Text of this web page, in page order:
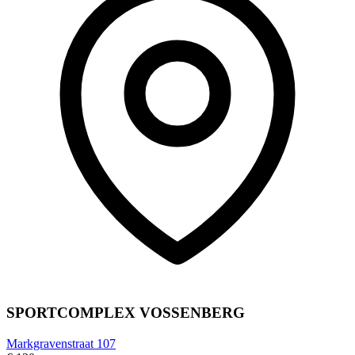
SPORTCOMPLEX VOSSENBERG
Markgravenstraat 107